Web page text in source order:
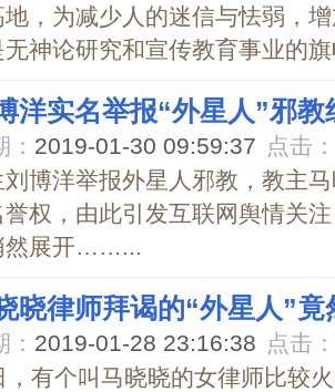
，为减少人的迷信与怯弱，
神论研究和宣传教育事业的
洋实名举报“外星人”邪教
： 2019-01-30 09:59:37 点击：
博洋举报外星人邪教，教主
权，由此引发互联网舆情关
然展开……...
晓律师拜谒的“外星人”
： 2019-01-28 23:16:38 点击：
，有个叫马晓晓的女律师比较